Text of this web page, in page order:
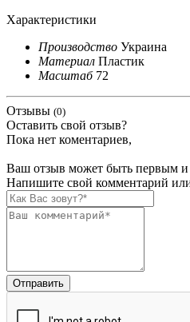
Характеристики
Производство Украина
Материал Пластик
Масштаб 72
Отзывы (0)
Оставить свой отзыв?
Пока нет коментариев,
Ваш отзыв может быть первым
Напишите свой комментарий